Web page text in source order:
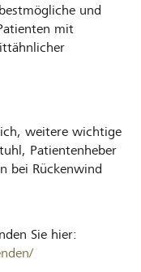
und
mit
weitere wichtige
Patientenheber
bei Rückenwind
Sie hier: